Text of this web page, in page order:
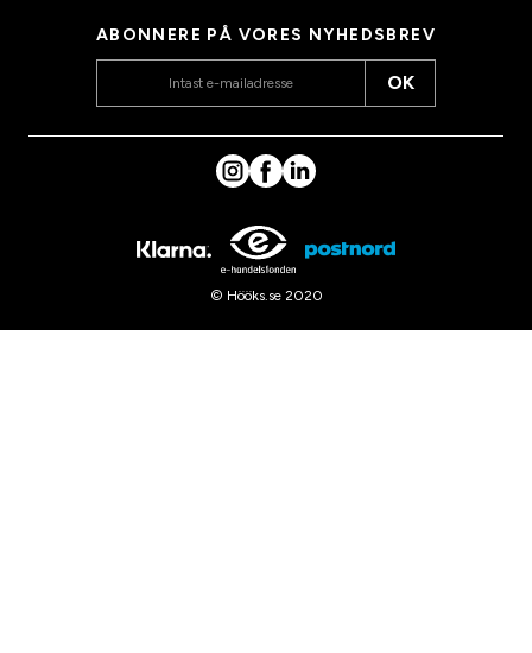
ABONNERE PÅ VORES NYHEDSBREV
OK
© Hööks.se 2020